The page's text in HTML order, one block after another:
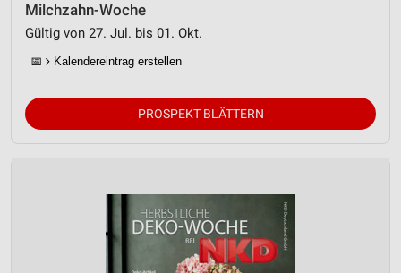
Milchzahn-Woche
Gültig von 27. Jul. bis 01. Okt.
📅 Kalendereintrag erstellen
PROSPEKT BLÄTTERN